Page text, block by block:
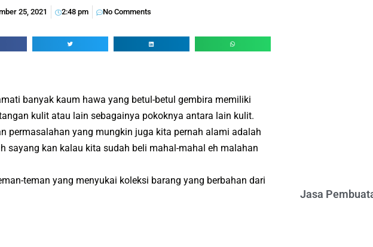
25, 2021 2:48 pm No Comments
banyak kaum hawa yang betul-betul gembira memiliki
kulit atau lain sebagainya pokoknya antara lain kulit.
permasalahan yang mungkin juga kita pernah alami adalah
sayang kan kalau kita sudah beli mahal-mahal eh malahan
teman yang menyukai koleksi barang yang berbahan dari
Jasa